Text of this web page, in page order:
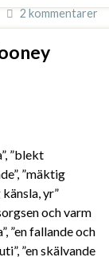
2 kommentarer
”blekt
”mäktig
känsla, yr”
och varm
”en fallande och
”en skälvande